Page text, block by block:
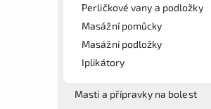
Perličkové vany a podložky
Masážní pomůcky
Masážní podložky
Iplikátory
Masti a přípravky na bolest